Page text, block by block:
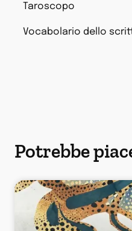
Taroscopo
Vocabolario dello
Potrebbe